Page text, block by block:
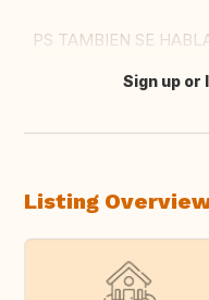
PS TAMBIEN SE
Translate this
Sign up or
Listing